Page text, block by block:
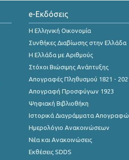
e-Εκδόσεις
Η Ελληνική Οικονομία
Συνθήκες Διαβίωσης στην Ελλάδα
Η Ελλάδα με Αριθμούς
Στόχοι Βιώσιμης Ανάπτυξης
Απογραφές Πληθυσμού 1821 -
Απογραφή Προσφύγων 1923
Ψηφιακή Βιβλιοθήκη
Ιστορικά Διαγράμματα
Ημερολόγιο Ανακοινώσεων
Νέα και Ανακοινώσεις
Εκθέσεις SDDS